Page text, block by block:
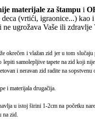
materijale za štampu i
(vrtići, igraonice...)
ugrožava Vaše ili zdravlje
okrečen i vlažan zid jer u tom
samolepljive tapete na zid koji
i neravan zid radite na sopstvenu
i materijala drugačija.
u istoj širini 1-2cm na početku
na zid.